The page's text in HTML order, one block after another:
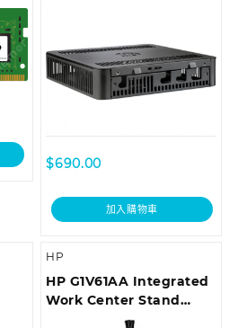
$690.00
加入購物車
HP
HP G1V61AA Integrated
Work Center Stand
Mini/Thin Clients,